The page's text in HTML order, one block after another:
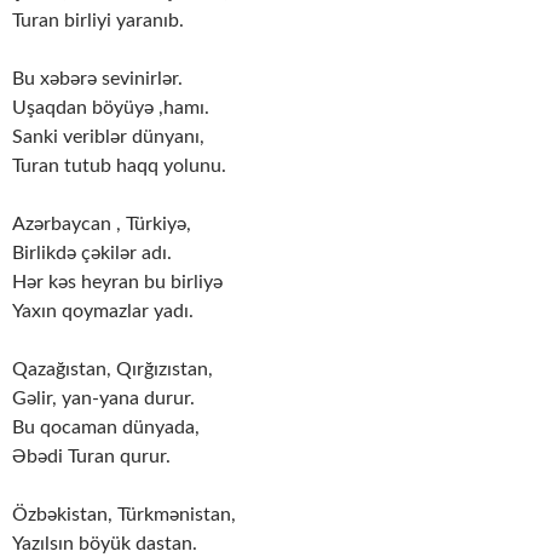
Turan birliyi yaranıb.
Bu xəbərə sevinirlər.
Uşaqdan böyüyə ,hamı.
Sanki veriblər dünyanı,
Turan tutub haqq yolunu.
Azərbaycan , Türkiyə,
Birlikdə çəkilər adı.
Hər kəs heyran bu birliyə
Yaxın qoymazlar yadı.
Qazağıstan, Qırğızıstan,
Gəlir, yan-yana durur.
Bu qocaman dünyada,
Əbədi Turan qurur.
Özbəkistan, Türkmənistan,
Yazılsın böyük dastan.